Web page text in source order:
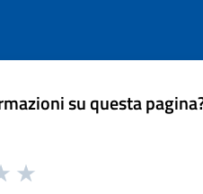
su questa